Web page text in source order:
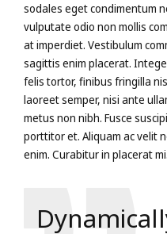
sodales eget condimentum
vulputate odio non mollis
at imperdiet. Vestibulum
sagittis enim placerat.
felis tortor, finibus fringilla
laoreet semper, nisi ante
metus non nibh. Fusce
porttitor et. Aliquam ac velit
enim. Curabitur in placerat mi.